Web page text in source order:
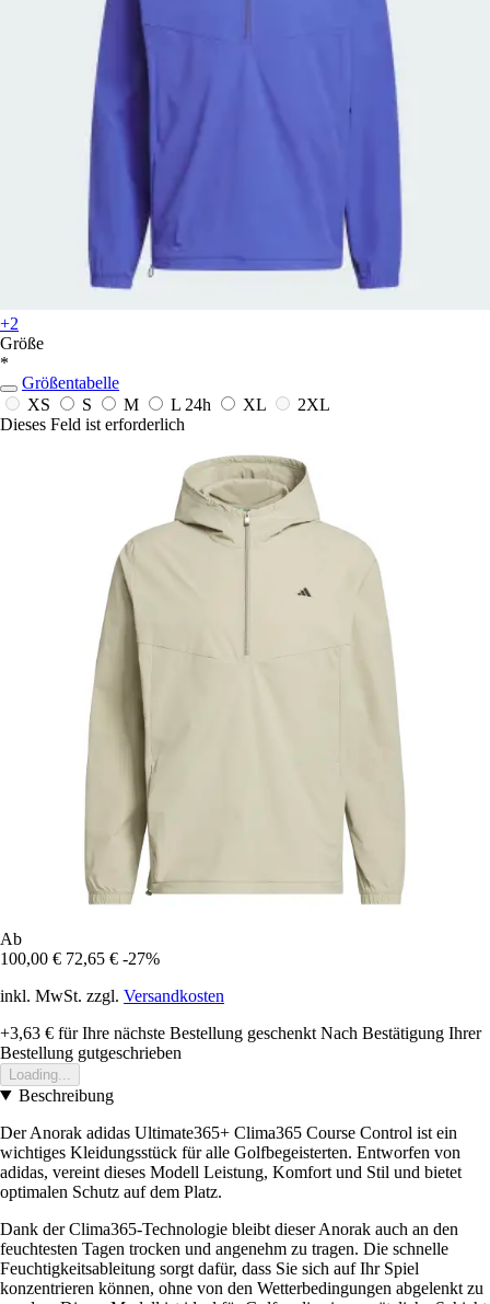
+2
Größe
*
Größentabelle
XS
S M L 24h XL
2XL
Dieses Feld ist erforderlich
Ab
100,00 € 72,65 € -27%
inkl. MwSt. zzgl. Versandkosten
+3,63 € für Ihre nächste Bestellung geschenkt Nach Bestätigung Ihrer
Bestellung gutgeschrieben
Loading...
Beschreibung
Der Anorak adidas Ultimate365+ Clima365 Course Control ist ein
wichtiges Kleidungsstück für alle Golfbegeisterten. Entworfen von
adidas, vereint dieses Modell Leistung, Komfort und Stil und bietet
optimalen Schutz auf dem Platz.
Dank der Clima365-Technologie bleibt dieser Anorak auch an den
feuchtesten Tagen trocken und angenehm zu tragen. Die schnelle
Feuchtigkeitsableitung sorgt dafür, dass Sie sich auf Ihr Spiel
konzentrieren können, ohne von den Wetterbedingungen abgelenkt zu